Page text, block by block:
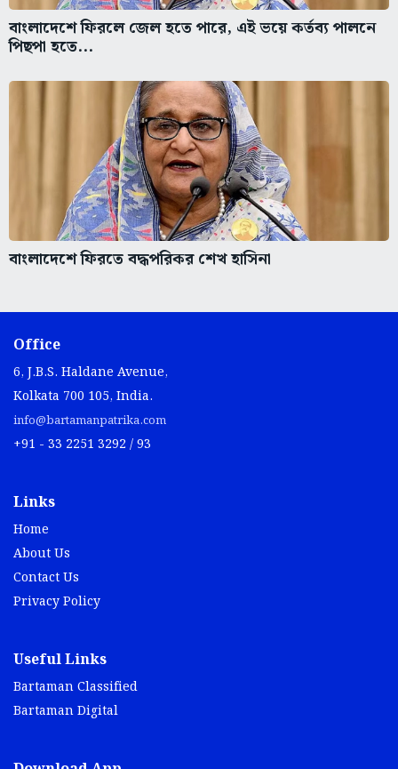
বাংলাদেশে ফিরলে জেল হতে পারে, এই ভয়ে কর্তব্য পালনে
পিছপা হতে...
বাংলাদেশে ফিরতে বদ্ধপরিকর শেখ হাসিনা
Office
6, J.B.S. Haldane Avenue,
Kolkata 700 105, India.
info@bartamanpatrika.com
+91 - 33 2251 3292 / 93
Links
Home
About Us
Contact Us
Privacy Policy
Useful Links
Bartaman Classified
Bartaman Digital